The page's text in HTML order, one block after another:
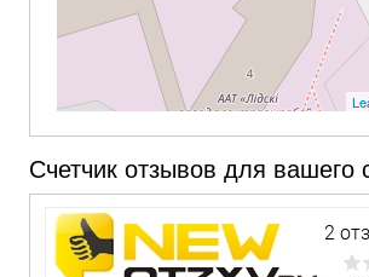
Счетчик отзывов для вашего